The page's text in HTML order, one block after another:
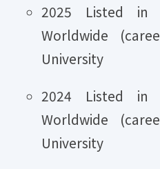
2025 Listed in
Worldwide
University
2024 Listed in
Worldwide
University